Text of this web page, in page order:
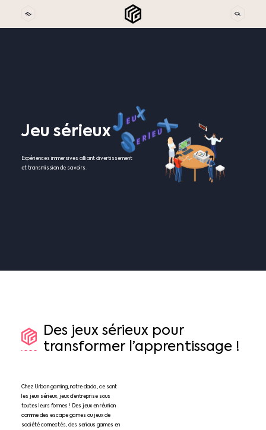
Jeu sérieux
Expériences immersives alliant divertissement
et transmission de savoirs.
Des jeux sérieux pour
transformer l’apprentissage !
Chez Urban gaming, notre dada, ce sont
les jeux sérieux, jeux d’entreprise sous
toutes leurs formes ! Des jeux en réunion
comme des escape games ou jeux de
société connectés, des serious games en